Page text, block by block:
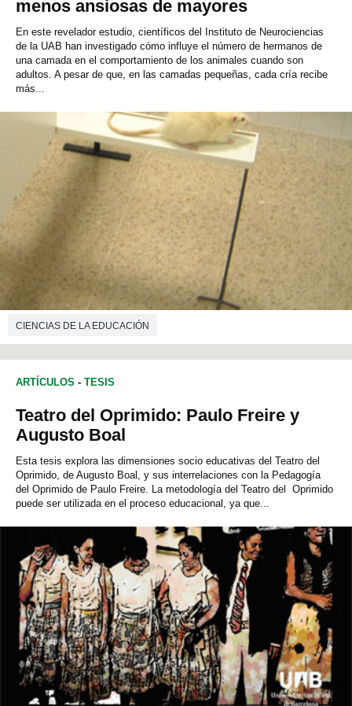
menos ansiosas de mayores
En este revelador estudio, científicos del Instituto de Neurociencias
de la UAB han investigado cómo influye el número de hermanos de
una camada en el comportamiento de los animales cuando son
adultos. A pesar de que, en las camadas pequeñas, cada cría recibe
más...
CIENCIAS DE LA EDUCACIÓN
ARTÍCULOS - TESIS
Teatro del Oprimido: Paulo Freire y
Augusto Boal
Esta tesis explora las dimensiones socio educativas del Teatro del
Oprimido, de Augusto Boal, y sus interrelaciones con la Pedagogía
del Oprimido de Paulo Freire. La metodología del Teatro del Oprimido
puede ser utilizada en el proceso educacional, ya que...